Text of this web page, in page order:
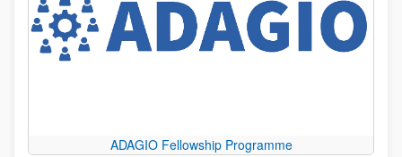
ADAGIO Fellowship Programme